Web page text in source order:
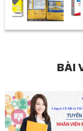
BÀI